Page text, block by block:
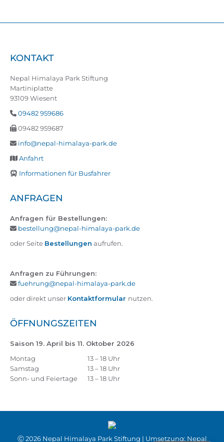
KONTAKT
Nepal Himalaya Park Stiftung
Martiniplatte
93109 Wiesent
09482 959686
09482 959687
info@nepal-himalaya-park.de
Anfahrt
Informationen für Busfahrer
ANFRAGEN
Anfragen für Bestellungen:
bestellung@nepal-himalaya-park.de
oder Seite Bestellungen aufrufen.
Anfragen zu Führungen:
fuehrung@nepal-himalaya-park.de
oder direkt unser Kontaktformular nutzen.
ÖFFNUNGSZEITEN
Saison 19. April bis 11. Oktober 2026
Montag
13 – 18 Uhr
Samstag
13 – 18 Uhr
Sonn- und Feiertage
13 – 18 Uhr
Ⓒ 2026 Nepal Himalaya Park Stiftung | Umsetzung: Nepal